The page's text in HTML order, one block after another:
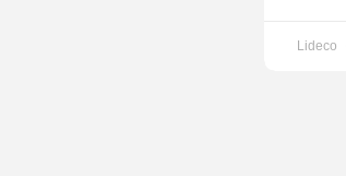
doanh
Lideco